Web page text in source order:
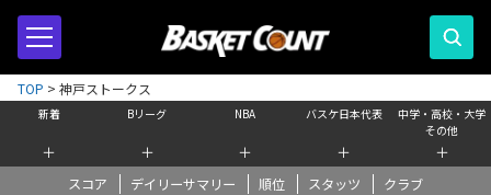
新着
＋
Bリーグ
＋
NBA
＋
バスケ日本代表
＋
中学・高校・大学
その他
＋
スコア デイリーサマリー 順位 スタッツ クラブ
TOP > 神戸ストークス